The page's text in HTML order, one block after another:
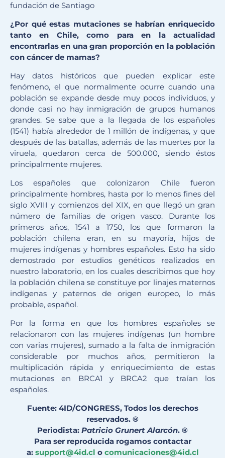
fundación de Santiago
¿Por qué estas mutaciones se habrían enriquecido
tanto en Chile, como para en la actualidad
encontrarlas en una gran proporción en la población
con cáncer de mamas?
Hay datos históricos que pueden explicar este
fenómeno, el que normalmente ocurre cuando una
población se expande desde muy pocos individuos, y
donde casi no hay inmigración de grupos humanos
grandes. Se sabe que a la llegada de los españoles
(1541) había alrededor de 1 millón de indígenas, y que
después de las batallas, además de las muertes por la
viruela, quedaron cerca de 500.000, siendo éstos
principalmente mujeres.
Los españoles que colonizaron Chile fueron
principalmente hombres, hasta por lo menos fines del
siglo XVIII y comienzos del XIX, en que llegó un gran
número de familias de origen vasco. Durante los
primeros años, 1541 a 1750, los que formaron la
población chilena eran, en su mayoría, hijos de
mujeres indígenas y hombres españoles. Esto ha sido
demostrado por estudios genéticos realizados en
nuestro laboratorio, en los cuales describimos que hoy
la población chilena se constituye por linajes maternos
indígenas y paternos de origen europeo, lo más
probable, español.
Por la forma en que los hombres españoles se
relacionaron con las mujeres indígenas (un hombre
con varias mujeres), sumado a la falta de inmigración
considerable por muchos años, permitieron la
multiplicación rápida y enriquecimiento de estas
mutaciones en BRCA1 y BRCA2 que traían los
españoles.
Fuente: 4ID/CONGRESS, Todos los derechos
reservados. ®
Periodista: Patricio Grunert Alarcón. ®
Para ser reproducida rogamos contactar
a: support@4id.cl o comunicaciones@4id.cl